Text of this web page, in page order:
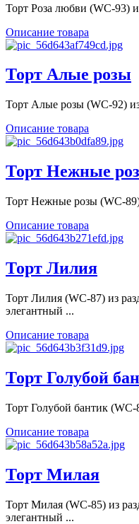
Торт Роза любви (WC-93)
Описание товара
Торт Алые розы
Торт Алые розы (WC-92)
Описание товара
Торт Нежные
Торт Нежные розы (WC-
Описание товара
Торт Лилия
Торт Лилия (WC-87) из
элегантный ...
Описание товара
Торт Голубой
Торт Голубой бантик
Описание товара
Торт Милая
Торт Милая (WC-85) из
элегантный ...